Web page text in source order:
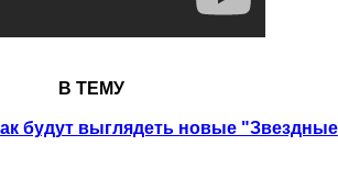
В ТЕМУ
будут выглядеть новые